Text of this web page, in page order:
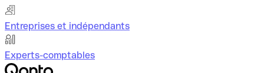
Entreprises et indépendants
Experts-comptables